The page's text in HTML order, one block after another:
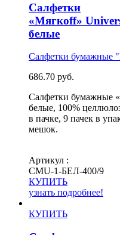
Салфетки
«Мягкоff»
белые
Салфетки бумажные
686.70 руб.
Салфетки бумажные
белые, 100%
в пачке, 9 пачек в
мешок.
Артикул :
СМU-1-БЕЛ-400/9
КУПИТЬ
узнать подробнее!
КУПИТЬ